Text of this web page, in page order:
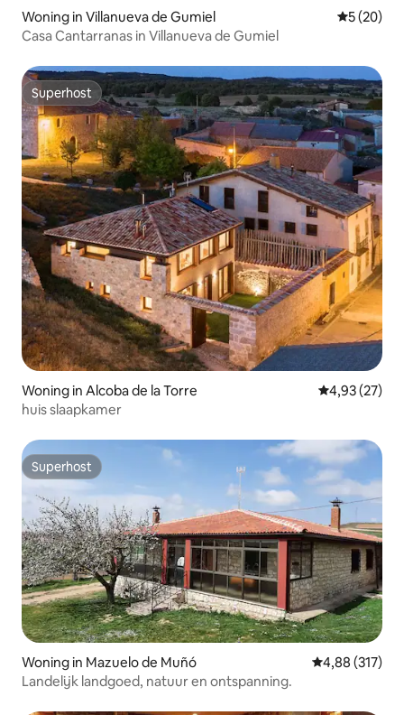
Woning in Villanueva de Gumiel
5 (20)
Casa Cantarranas in Villanueva de Gumiel
Superhost
Superhost
Woning in Alcoba de la Torre Gemiddelde
4,93 (27)
huis slaapkamer
Superhost
Superhost
Woning in Mazuelo de Muñó Gemiddelde
4,88 (317)
Landelijk landgoed, natuur en ontspanning.